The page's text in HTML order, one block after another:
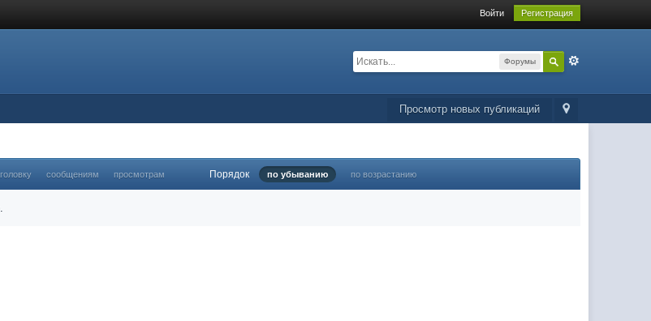
Войти Регистрация
Форумы
Просмотр новых публикаций
сообщениям просмотрам Порядок по убыванию по возрастанию